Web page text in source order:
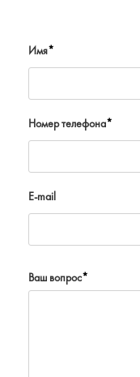
Имя*
Номер телефона*
E-mail
Ваш вопрос*